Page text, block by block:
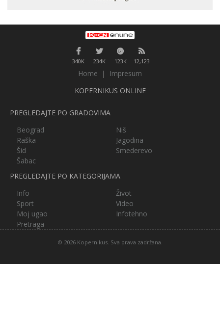
340K 234K 123K 12,123
Home |
Impresum
KOPERNIKUS ONLINE
PREGLEDAJTE PO GRADOVIMA
Beograd
Niš
Raška
Jagodina
Šid
Smederevo
Šabac
PREGLEDAJTE PO KATEGORIJAMA
Info
Život
Sport
Video
Moj ugao
Infotehno
Pretraga
© 2026 Kopernikus. Sva prava zadržana.